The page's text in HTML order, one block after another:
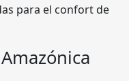
para el confort de